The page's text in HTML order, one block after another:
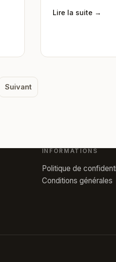
Lire la suite →
Suivant
INFORMATIONS
Politique de
Conditions générales